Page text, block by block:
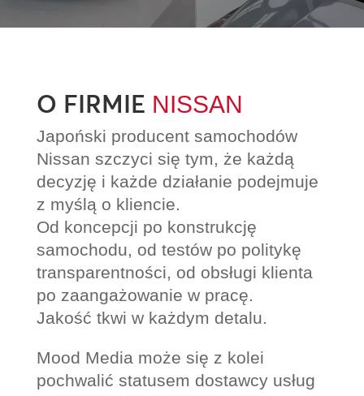
O FIRMIE NISSAN
Japoński producent samochodów
Nissan szczyci się tym, że każdą
decyzję i każde działanie podejmuje
z myślą o kliencie.
Od koncepcji po konstrukcję
samochodu, od testów po politykę
transparentności, od obsługi klienta
po zaangażowanie w pracę.
Jakość tkwi w każdym detalu.
Mood Media może się z kolei
pochwalić statusem dostawcy usług